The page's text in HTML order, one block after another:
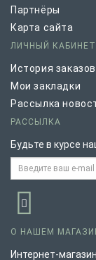
Партнёры
Карта сайта
ЛИЧНЫЙ КАБИНЕТ
История заказов
Мои закладки
Рассылка
РАССЫЛКА
Будьте в курсе
О НАШЕМ
Интернет-